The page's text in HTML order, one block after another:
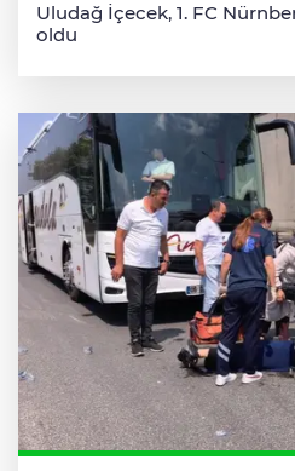
Uludağ İçecek, 1. FC
oldu